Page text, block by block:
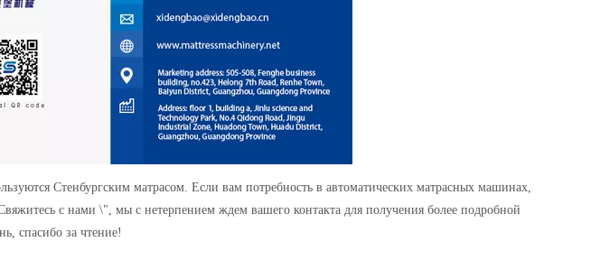
Стенбургским матрасом. Если вам потребность в автоматических матрасных машинах,
с нами \", мы с нетерпением ждем вашего контакта для получения более подробной
спасибо за чтение!